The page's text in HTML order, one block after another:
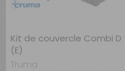
Kit de couvercle Combi D
(E)
Truma